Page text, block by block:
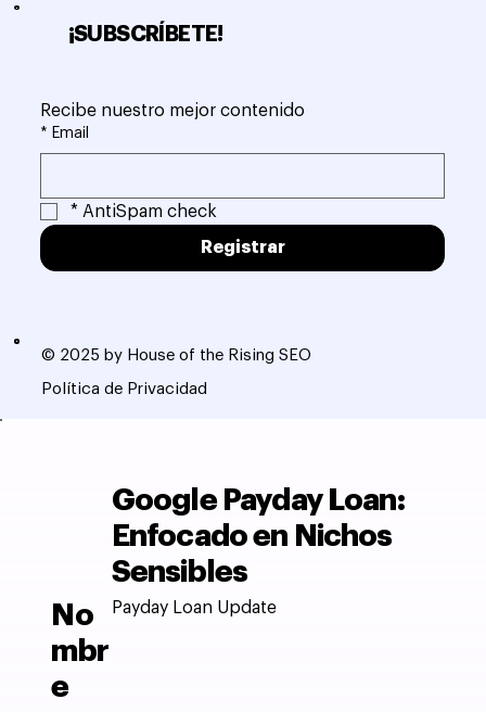
Google Payday Loan:
Enfocado en Nichos
Sensibles
No
mbr
e
Payday Loan Update
© 2025 by House of the Rising SEO
Política de Privacidad
¡SUBSCRÍBETE!
Recibe nuestro mejor contenido
* Email
* AntiSpam check
Registrar